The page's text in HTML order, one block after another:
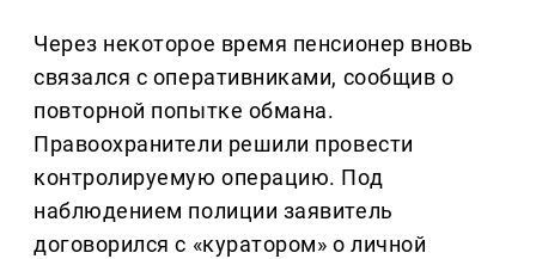
Через некоторое время пенсионер вновь
связался с оперативниками, сообщив о
повторной попытке обмана.
Правоохранители решили провести
контролируемую операцию. Под
наблюдением полиции заявитель
договорился с «куратором» о личной